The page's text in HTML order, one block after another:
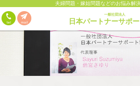
夫婦問題・嫁姑問題などのお悩み解
一般社団法人
日本パートナーサポ